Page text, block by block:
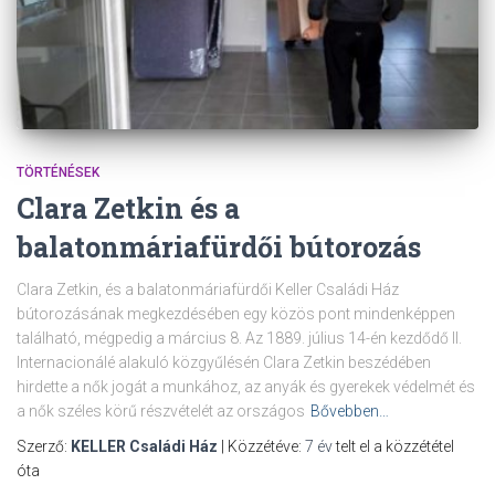
TÖRTÉNÉSEK
Clara Zetkin és a
balatonmáriafürdői bútorozás
Clara Zetkin, és a balatonmáriafürdői Keller Családi Ház
bútorozásának megkezdésében egy közös pont mindenképpen
található, mégpedig a március 8. Az 1889. július 14-én kezdődő II.
Internacionálé alakuló közgyűlésén Clara Zetkin beszédében
hirdette a nők jogát a munkához, az anyák és gyerekek védelmét és
a nők széles körű részvételét az országos Bővebben…
Szerző: KELLER Családi Ház | Közzétéve: 7 évtelt el a közzététel
óta